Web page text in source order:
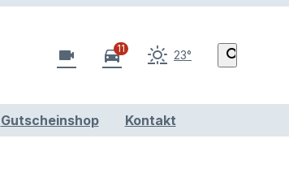
videocam directions_car11 23° search
Gutscheinshop Kontakt